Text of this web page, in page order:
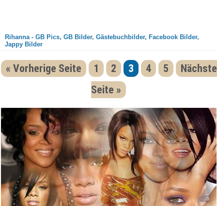
Rihanna - GB Pics, GB Bilder, Gästebuchbilder, Facebook Bilder,
Jappy Bilder
« Vorherige Seite 1 2 3 4 5
Nächste
Seite »